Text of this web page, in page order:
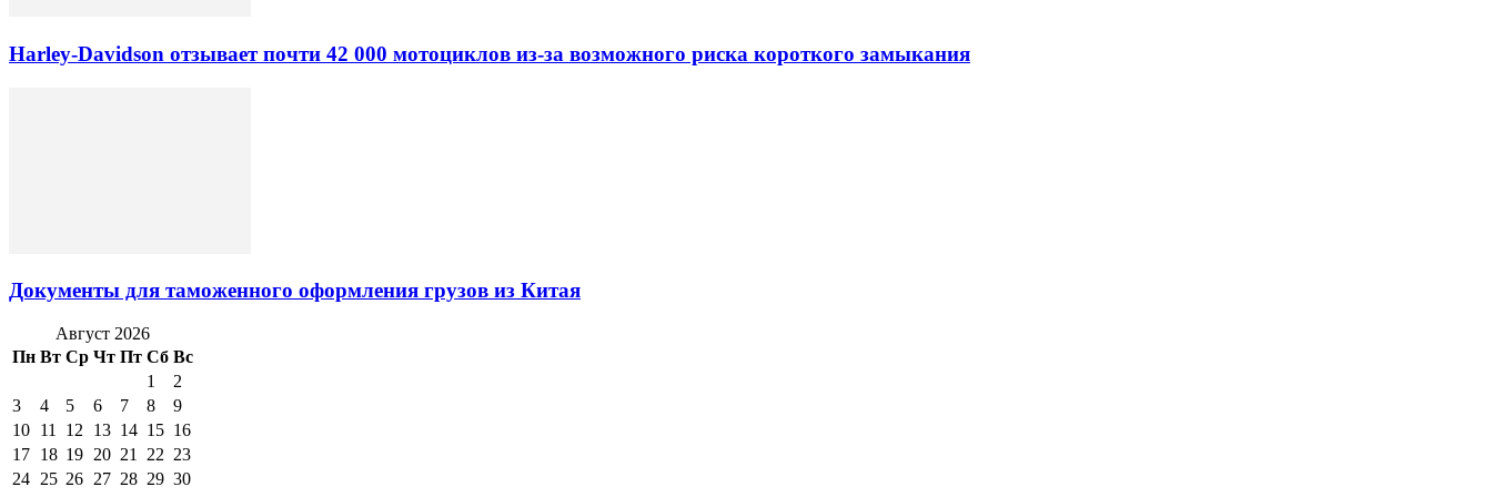
Harley-Davidson отзывает почти 42 000 мотоциклов из-за возможного риска короткого замыкания
Документы для таможенного оформления грузов из Китая
Август 2026
Пн Вт Ср Чт Пт Сб Вс
1
2
3
4 5 6 7 8
9
10 11 12 13 14 15 16
17 18 19 20 21 22 23
24 25 26 27 28 29 30